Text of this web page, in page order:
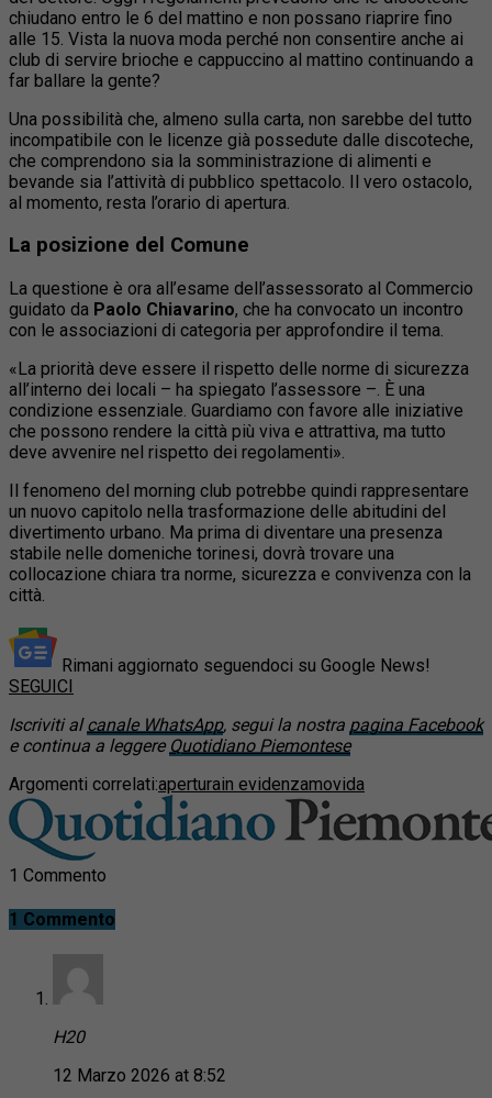
chiudano entro le 6 del mattino e non possano riaprire fino
alle 15. Vista la nuova moda perché non consentire anche ai
club di servire brioche e cappuccino al mattino continuando a
far ballare la gente?
Una possibilità che, almeno sulla carta, non sarebbe del tutto
incompatibile con le licenze già possedute dalle discoteche,
che comprendono sia la somministrazione di alimenti e
bevande sia l’attività di pubblico spettacolo. Il vero ostacolo,
al momento, resta l’orario di apertura.
La posizione del Comune
La questione è ora all’esame dell’assessorato al Commercio
guidato da Paolo Chiavarino, che ha convocato un incontro
con le associazioni di categoria per approfondire il tema.
«La priorità deve essere il rispetto delle norme di sicurezza
all’interno dei locali – ha spiegato l’assessore –. È una
condizione essenziale. Guardiamo con favore alle iniziative
che possono rendere la città più viva e attrattiva, ma tutto
deve avvenire nel rispetto dei regolamenti».
Il fenomeno del morning club potrebbe quindi rappresentare
un nuovo capitolo nella trasformazione delle abitudini del
divertimento urbano. Ma prima di diventare una presenza
stabile nelle domeniche torinesi, dovrà trovare una
collocazione chiara tra norme, sicurezza e convivenza con la
città.
Rimani aggiornato seguendoci su Google News!
SEGUICI
Iscriviti alcanale WhatsApp, segui la nostra pagina Facebook
e continua a leggere Quotidiano Piemontese
Argomenti correlati:aperturain evidenzamovida
1 Commento
1 Commento
H20
12 Marzo 2026 at 8:52